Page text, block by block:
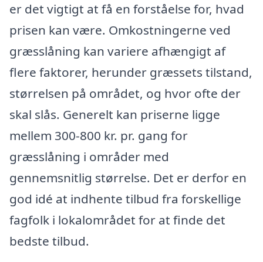
er det vigtigt at få en forståelse for, hvad
prisen kan være. Omkostningerne ved
græsslåning kan variere afhængigt af
flere faktorer, herunder græssets tilstand,
størrelsen på området, og hvor ofte der
skal slås. Generelt kan priserne ligge
mellem 300-800 kr. pr. gang for
græsslåning i områder med
gennemsnitlig størrelse. Det er derfor en
god idé at indhente tilbud fra forskellige
fagfolk i lokalområdet for at finde det
bedste tilbud.